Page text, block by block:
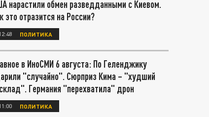
нарастили обмен разведданными с Киевом.
это отразится на России?
ПОЛИТИКА
в ИноСМИ 6 августа: По Геленджику
"случайно". Сюрприз Кима – "худший
Германия "перехватила" дрон
ПОЛИТИКА